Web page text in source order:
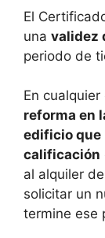
El
una validez
periodo de
En cualquier
reforma en
edificio que
calificación
al alquiler
solicitar un
termine ese